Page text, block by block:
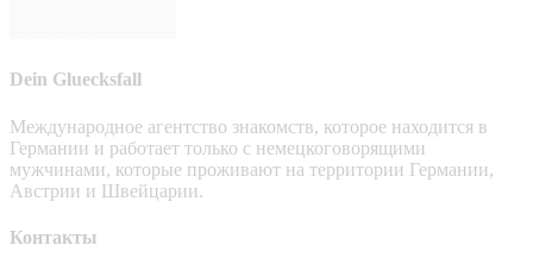
Dein Gluecksfall
Международное агентство знакомств, которое находится в
Германии и работает только с немецкоговорящими
мужчинами, которые проживают на территории Германии,
Австрии и Швейцарии.
Контакты